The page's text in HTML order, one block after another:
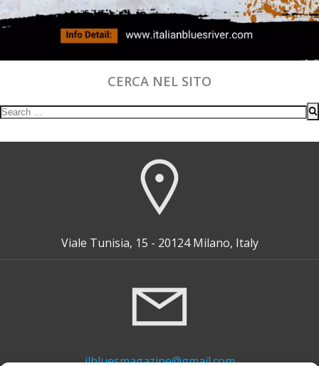
CERCA NEL SITO
Search
Viale Tunisia, 15 - 20124 Milano, Italy
ilbluesmagazine@gmail.com